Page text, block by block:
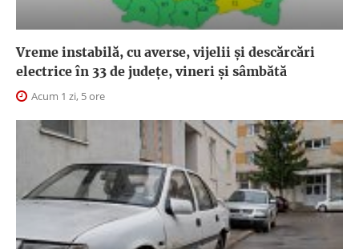
Vreme instabilă, cu averse, vijelii și descărcări
electrice în 33 de județe, vineri și sâmbătă
Acum 1 zi, 5 ore